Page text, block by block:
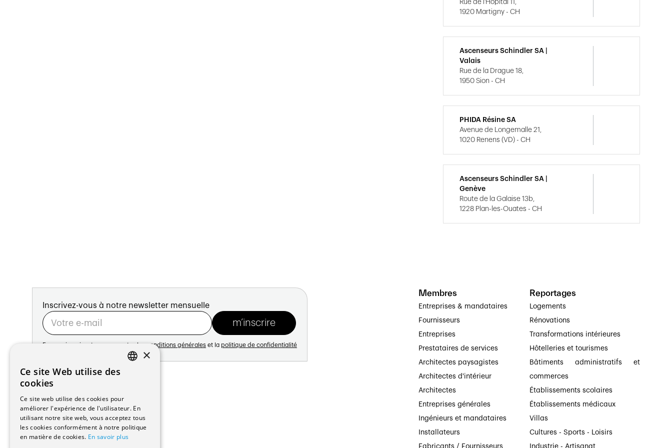
Rue de l'Hôpital 11,
1920 Martigny - CH
Ascenseurs Schindler SA |
Valais
Rue de la Drague 18,
1950 Sion - CH
PHIDA Résine SA
Avenue de Longemalle 21,
1020 Renens (VD) - CH
Ascenseurs Schindler SA |
Genève
Route de la Galaise 13b,
1228 Plan-les-Ouates - CH
Inscrivez-vous à notre newsletter mensuelle
En vous inscrivant vous acceptez les conditions générales et la politique de confidentialité
Adresse:
Avenue de Longemalle 21
1020 Renens
Suisse
Contact:
Édition: +41 21 635 16 82
Plateforme: +41 21 631 10 50
info@architectes.ch
Membres
Entreprises & mandataires
Fournisseurs
Entreprises
Prestataires de services
Architectes paysagistes
Architectes d'intérieur
Architectes
Entreprises générales
Ingénieurs et mandataires
Installateurs
Fabricants / Fournisseurs
Reportages
Logements
Rénovations
Transformations intérieures
Hôtelleries et tourismes
Bâtiments administratifs et
commerces
Établissements scolaires
Établissements médicaux
Villas
Cultures - Sports - Loisirs
Industrie - Artisanat
×
Ce site Web utilise des
cookies
Ce site web utilise des cookies pour
améliorer l'expérience de l'utilisateur. En
utilisant notre site web, vous acceptez tous
les cookies conformément à notre politique
en matière de cookies. En savoir plus